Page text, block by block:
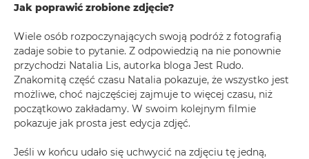
Jak poprawić zrobione zdjęcie?
Wiele osób rozpoczynających swoją podróż z fotografią
zadaje sobie to pytanie. Z odpowiedzią na nie ponownie
przychodzi Natalia Lis, autorka bloga Jest Rudo.
Znakomitą część czasu Natalia pokazuje, że wszystko jest
możliwe, choć najczęściej zajmuje to więcej czasu, niż
początkowo zakładamy. W swoim kolejnym filmie
pokazuje jak prosta jest edycja zdjęć.
Jeśli w końcu udało się uchwycić na zdjęciu tę jedną,